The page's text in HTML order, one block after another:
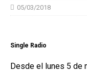
05/03/2018
Single Radio
Desde el lunes 5 de